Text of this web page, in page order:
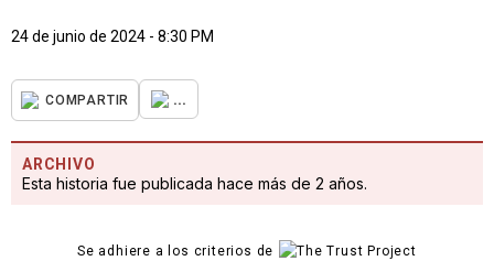
24 de junio de 2024 - 8:30 PM
COMPARTIR ...
ARCHIVO
Esta historia fue publicada hace más de 2 años.
Se adhiere a los criterios de